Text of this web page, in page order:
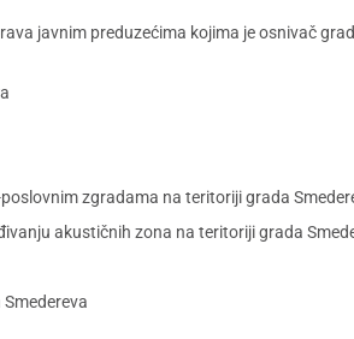
javnim preduzećima kojima je osnivač
zgradama na teritoriji grada
akustičnih zona na teritoriji grada